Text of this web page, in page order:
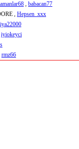
, babacan77
, Hepsen_xxx
iyiokeyci
rmz66